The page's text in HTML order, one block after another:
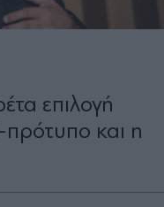
επιλογή
πρότυπο και η